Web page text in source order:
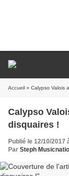
Accueil » Calypso Valois
Calypso
disquaires !
Publié le 12/10/2017
Par Steph